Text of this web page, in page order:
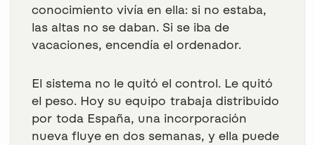
conocimiento vivía en ella: si no estaba,
las altas no se daban. Si se iba de
vacaciones, encendía el ordenador.
El sistema no le quitó el control. Le quitó
el peso. Hoy su equipo trabaja distribuido
por toda España, una incorporación
nueva fluye en dos semanas, y ella puede